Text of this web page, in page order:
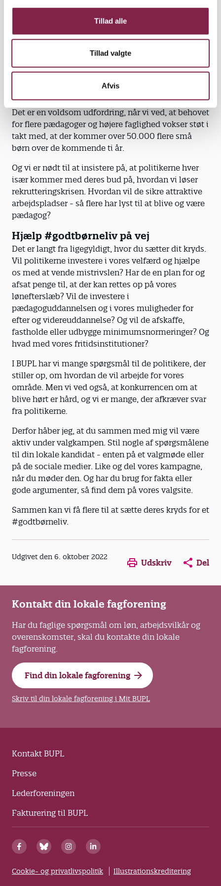
Tillad alle
Tillad valgte
Afvis
personale i vores daginstitutioner, der har en
pædagoguddannelse.
Samtidig ser vi, at færre unge søger ind på
pædagoguddannelsen, og at flere kolleger forlader
faget i utide eller går ned i tid på grund af hårde
Det er en voldsom udfordring, når vi ved, at behovet
for flere pædagoger og højere faglighed vokser støt i
takt med, at der kommer over 50.000 flere små
børn over de kommende ti år.
Og vi er nødt til at insistere på, at politikerne hver
især kommer med deres bud på, hvordan vi løser
rekrutteringskrisen. Hvordan vil de sikre attraktive
arbejdspladser - så flere har lyst til at blive og være
pædagog?
Hjælp #godtbørneliv på vej
Det er langt fra ligegyldigt, hvor du sætter dit kryds.
Vil politikerne investere i vores velfærd og hjælpe
os med at vende mistrivslen? Har de en plan for og
afsat penge til, at der kan rettes op på vores
lønefterslæb? Vil de investere i
pædagoguddannelsen og i vores muligheder for
efter og videreuddannelse? Og vil de afskaffe,
fastholde eller udbygge minimumsnormeringer? Og
hvad med vores fritidsinstitutioner?
I BUPL har vi mange spørgsmål til de politikere, der
stiller op, om hvordan de vil arbejde for vores
område. Men vi ved også, at konkurrencen om at
blive hørt er hård, og vi er mange, der afkræver svar
fra politikerne.
Derfor håber jeg, at du sammen med mig vil være
aktiv under valgkampen. Stil nogle af spørgsmålene
til din lokale kandidat - enten på et valgmøde eller
på de sociale medier. Like og del vores kampagne,
når du møder den. Og har du brug for fakta eller
gode argumenter, så find dem på vores valgsite.
Sammen kan vi få flere til at sætte deres kryds for et
#godtbørneliv.
Udgivet den 6. oktober 2022 Opens in a new window
Opens in a new
Opens in
Udskriv Del
Kontakt din lokale fagforening
Har du faglige spørgsmål om løn, arbejdsvilkår og
overenskomster, skal du kontakte din lokale
fagforening.
Find din lokale fagforening
Skriv til din lokale fagforening i Mit BUPL
Kontakt BUPL
Presse
Lederforeningen
Fakturering til BUPL
Cookie- og privatlivspolitik Illustrationskreditering